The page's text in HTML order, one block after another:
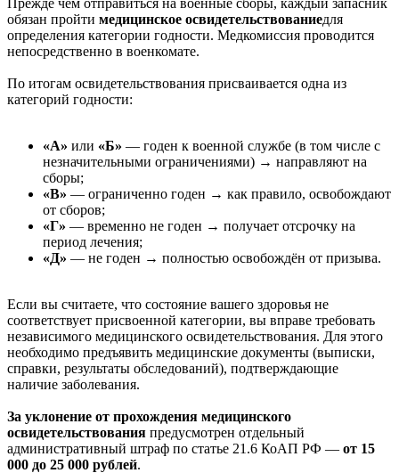
обязан пройти медицинское освидетельствованиедля
определения категории годности. Медкомиссия проводится
непосредственно в военкомате.
По итогам освидетельствования присваивается одна из
категорий годности:
«А» или «Б» — годен к военной службе (в том числе с
незначительными ограничениями) → направляют на
сборы;
«В» — ограниченно годен → как правило, освобождают
от сборов;
«Г» — временно не годен → получает отсрочку на
период лечения;
«Д» — не годен → полностью освобождён от призыва.
Если вы считаете, что состояние вашего здоровья не
соответствует присвоенной категории, вы вправе требовать
независимого медицинского освидетельствования. Для этого
необходимо предъявить медицинские документы (выписки,
справки, результаты обследований), подтверждающие
наличие заболевания.
За уклонение от прохождения медицинского
освидетельствования предусмотрен отдельный
административный штраф по статье 21.6 КоАП РФ — от 15
000 до 25 000 рублей.